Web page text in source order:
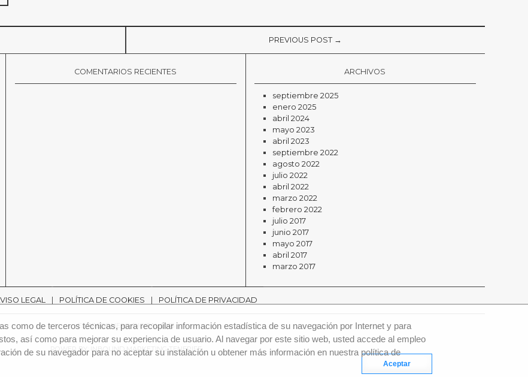
PREVIOUS POST →
COMENTARIOS RECIENTES ARCHIVOS
septiembre 2025
enero 2025
abril 2024
mayo 2023
abril 2023
septiembre 2022
agosto 2022
julio 2022
abril 2022
marzo 2022
febrero 2022
julio 2017
junio 2017
mayo 2017
abril 2017
marzo 2017
LEGAL POLÍTICA DE COOKIES POLÍTICA DE PRIVACIDAD
EL PREGONERO DIGITAL 2018
POWER BY: INBOUND MARKETING TENERIFE
como de terceros técnicas, para recopilar información estadística de su navegación por Internet y para
así como para mejorar su experiencia de usuario. Al navegar por este sitio web, usted accede al empleo
de su navegador para no aceptar su instalación u obtener más información en nuestra política de
Aceptar